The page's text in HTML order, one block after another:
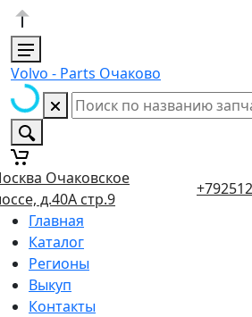
Volvo - Parts Очаково
Очаковское
д.40А стр.9
Главная
Каталог
Регионы
Выкуп
Контакты